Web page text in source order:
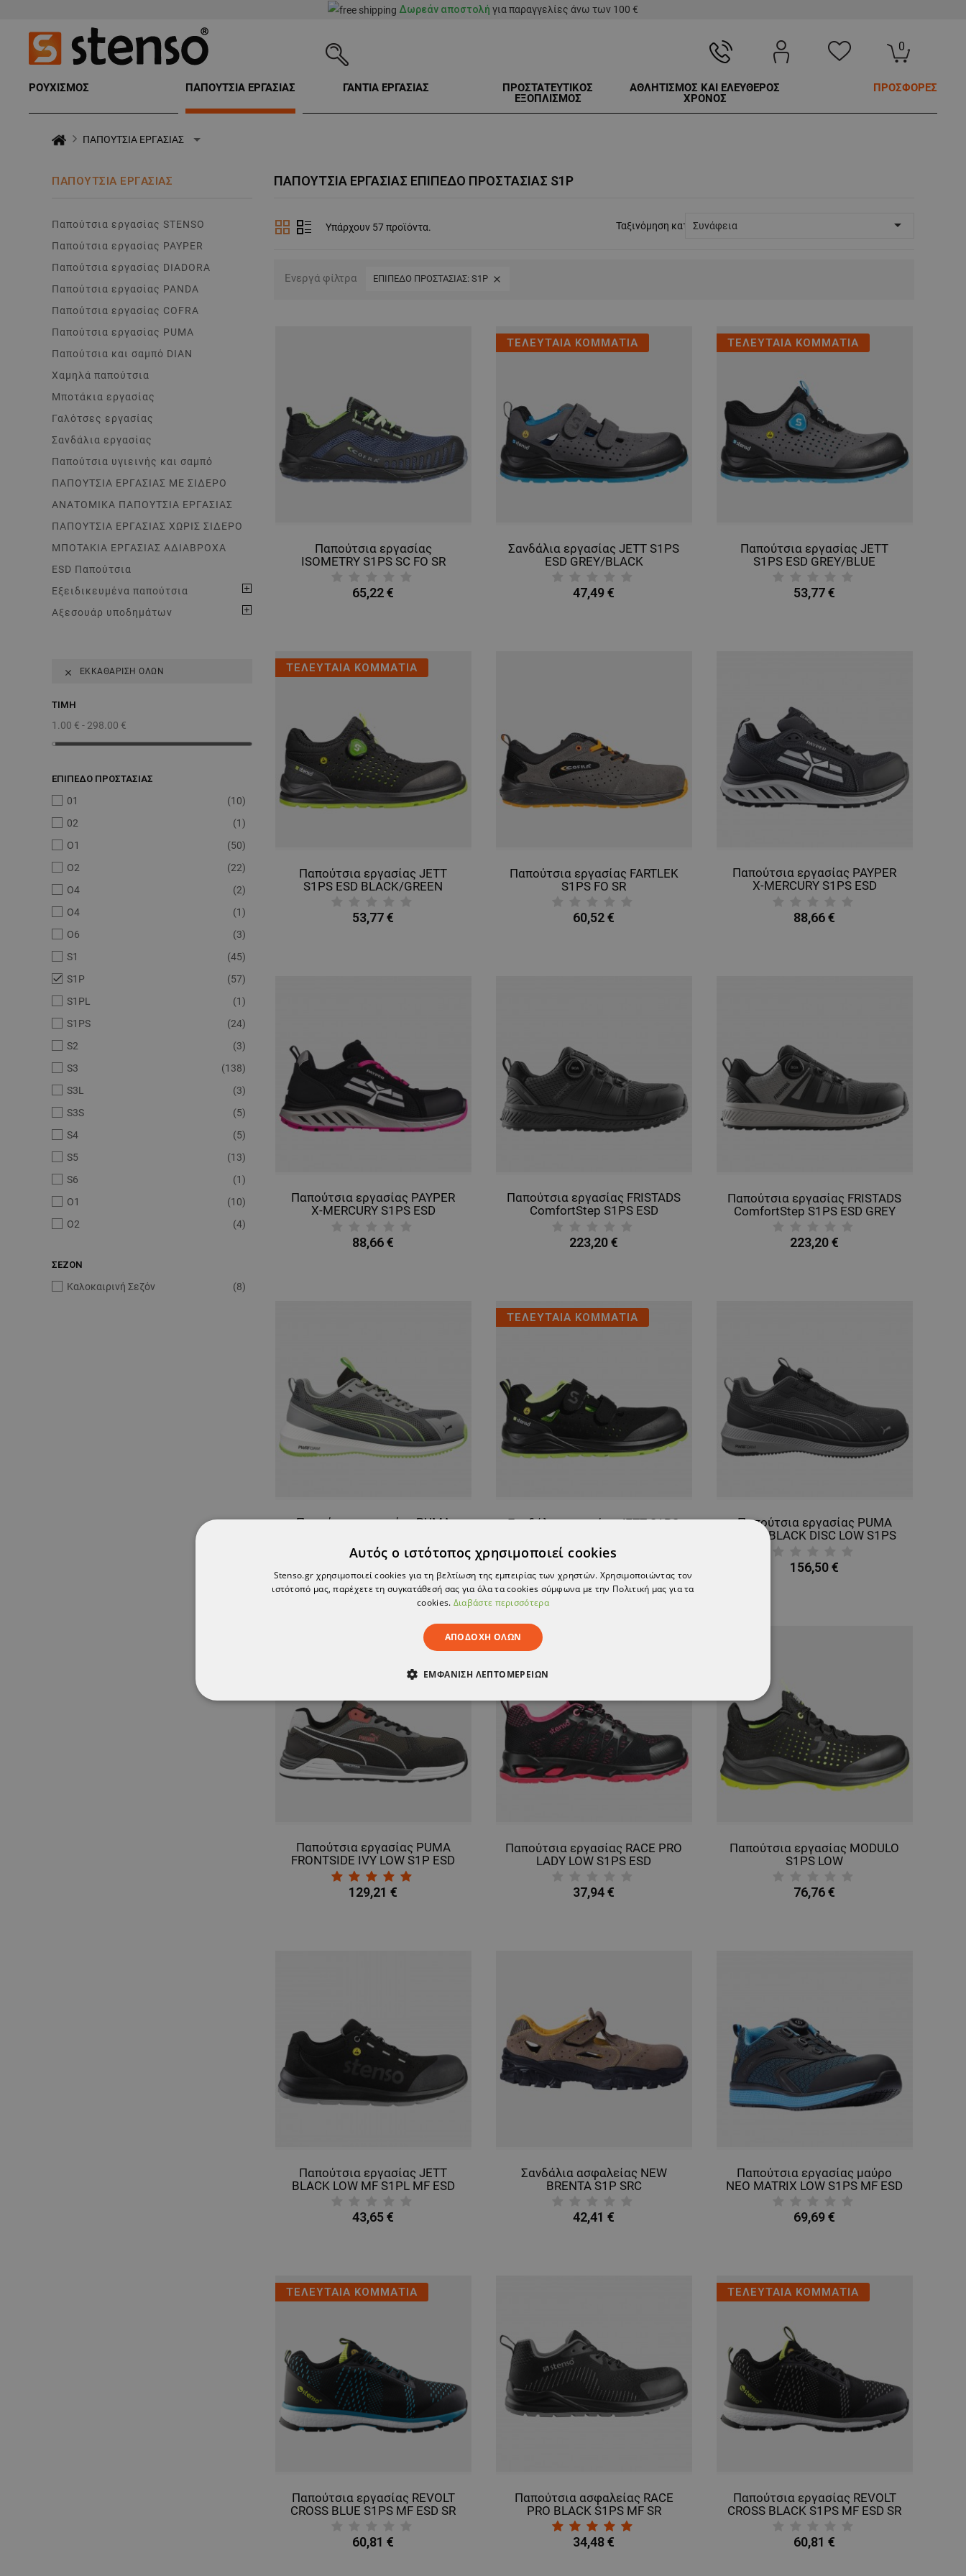
Δωρεάν αποστολή για παραγγελίες άνω των 100 €
0
ΡΟΥΧΙΣΜΟΣ ΠΑΠΟΥΤΣΙΑ ΕΡΓΑΣΙΑΣ ΓΑΝΤΙΑ ΕΡΓΑΣΙΑΣ
ΠΡΟΣΤΑΤΕΥΤΙΚΟΣ
ΕΞΟΠΛΙΣΜΟΣ
ΑΘΛΗΤΙΣΜΟΣ ΚΑΙ ΕΛΕΥΘΕΡΟΣ
ΧΡΟΝΟΣ
ΠΡΟΣΦΟΡΕΣ
ΠΑΠΟΥΤΣΙΑ ΕΡΓΑΣΙΑΣ
ΠΑΠΟΥΤΣΙΑ ΕΡΓΑΣΙΑΣ
Παπούτσια εργασίας STENSO
Παπούτσια εργασίας PAYPER
Παπούτσια εργασίας DIADORA
Παπούτσια εργασίας PANDA
Παπούτσια εργασίας COFRA
Παπούτσια εργασίας PUMA
Παπούτσια και σαμπό DIAN
Χαμηλά παπούτσια
Μποτάκια εργασίας
Γαλότσες εργασίας
Σανδάλια εργασίας
Παπούτσια υγιεινής και σαμπό
ΠΑΠΟΥΤΣΙΑ ΕΡΓΑΣΙΑΣ ΜΕ ΣΙΔΕΡΟ
ΑΝΑΤΟΜΙΚΑ ΠΑΠΟΥΤΣΙΑ ΕΡΓΑΣΙΑΣ
ΠΑΠΟΥΤΣΙΑ ΕΡΓΑΣΙΑΣ ΧΩΡΙΣ ΣΙΔΕΡΟ
ΜΠΟΤΑΚΙΑ ΕΡΓΑΣΙΑΣ ΑΔΙΑΒΡΟΧΑ
ESD Παπούτσια
Εξειδικευμένα παπούτσια
Αξεσουάρ υποδημάτων
 ΕΚΚΑΘΆΡΙΣΗ ΌΛΩΝ
ΤΙΜΉ
1.00 € - 298.00 €
ΕΠΙΠΕΔΟ ΠΡΟΣΤΑΣΙΑΣ
01
(10)
02
(1)
O1
(50)
O2
(22)
O4
(2)
O4
(1)
O6
(3)
S1
(45)
 S1P
(57)
S1PL
(1)
S1PS
(24)
S2
(3)
S3
(138)
S3L
(3)
S3S
(5)
S4
(5)
S5
(13)
S6
(1)
О1
(10)
О2
(4)
ΣΕΖΟΝ
Καλοκαιρινή Σεζόν (8)
ΠΑΠΟΎΤΣΙΑ ΕΡΓΑΣΊΑΣ ΕΠΊΠΕΔΟ ΠΡΟΣΤΑΣΊΑΣ S1P
Υπάρχουν 57 προϊόντα. Ταξινόμηση κατά:Συνάφεια 
Ενεργά φίλτρα ΕΠΙΠΕΔΟ ΠΡΟΣΤΑΣΙΑΣ: S1P 
Παπούτσια εργασίας
ISOMETRY S1PS SC FO SR
65,22 €
ΤΕΛΕΥΤΑΙΑ ΚΟΜΜΑΤΙΑ
Σανδάλια εργασίας JETT S1PS
ESD GREY/BLACK
47,49 €
ΤΕΛΕΥΤΑΙΑ ΚΟΜΜΑΤΙΑ
Παπούτσια εργασίας JETT
S1PS ESD GREY/BLUE
53,77 €
ΤΕΛΕΥΤΑΙΑ ΚΟΜΜΑΤΙΑ
Παπούτσια εργασίας JETT
S1PS ESD BLACK/GREEN
53,77 €
Παπούτσια εργασίας FARTLEK
S1PS FO SR
60,52 €
Παπούτσια εργασίας PAYPER
X-MERCURY S1PS ESD
88,66 €
Παπούτσια εργασίας PAYPER
X-MERCURY S1PS ESD
88,66 €
Παπούτσια εργασίας FRISTADS
ComfortStep S1PS ESD
223,20 €
Παπούτσια εργασίας FRISTADS
ComfortStep S1PS ESD GREY
223,20 €
Παπούτσια εργασίας PUMA
FO HRO SR
ΤΕΛΕΥΤΑΙΑ ΚΟΜΜΑΤΙΑ
Σανδάλια εργασίας JETT S1PS
Παπούτσια εργασίας PUMA
SLIDE BLACK DISC LOW S1PS
156,50 €
Παπούτσια εργασίας PUMA
FRONTSIDE IVY LOW S1P ESD
HRO SRC
129,21 €
Παπούτσια εργασίας RACE PRO
LADY LOW S1PS ESD
37,94 €
Παπούτσια εργασίας MODULO
S1PS LOW
76,76 €
Παπούτσια εργασίας JETT
BLACK LOW MF S1PL MF ESD
43,65 €
Σανδάλια ασφαλείας NEW
BRENTA S1P SRC
42,41 €
Παπούτσια εργασίας μαύρο
NEO MATRIX LOW S1PS MF ESD
69,69 €
ΤΕΛΕΥΤΑΙΑ ΚΟΜΜΑΤΙΑ
Παπούτσια εργασίας REVOLT
CROSS BLUE S1PS MF ESD SR
60,81 €
Παπούτσια ασφαλείας RACE
PRO BLACK S1PS MF SR
34,48 €
ΤΕΛΕΥΤΑΙΑ ΚΟΜΜΑΤΙΑ
Παπούτσια εργασίας REVOLT
CROSS BLACK S1PS MF ESD SR
60,81 €
Αυτός ο ιστότοπος χρησιμοποιεί cookies
Stenso.gr χρησιμοποιεί cookies για τη βελτίωση της εμπειρίας των χρηστών. Χρησιμοποιώντας τον
ιστότοπό μας, παρέχετε τη συγκατάθεσή σας για όλα τα cookies σύμφωνα με την Πολιτική μας για τα
cookies. Διαβάστε περισσότερα
ΑΠΟΔΟΧΉ ΌΛΩΝ
ΕΜΦΆΝΙΣΗ ΛΕΠΤΟΜΕΡΕΙΏΝ
ΑΠΟΛΎΤΩΣ ΑΠΑΡΑΊΤΗΤΑ ΣΤΌΧΕΥΣΗΣ ΛΕΙΤΟΥΡΓΙΚΌΤΗΤΑΣ
ΜΗ ΤΑΞΙΝΟΜΗΜΈΝΑ